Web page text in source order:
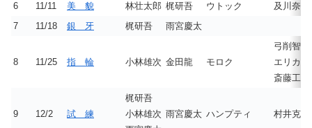
6
11/11 美 貌 林壮太郎 梶研吾 ウトック
及川奈
7
11/18 銀 牙 梶研吾 雨宮慶太
8 11/25 指 輪 小林雄次 金田龍 モロク
弓削智久
エリカ
斎藤工
9 12/2 試 練
梶研吾
小林雄次 雨宮慶太 ハンプティ 村井克行